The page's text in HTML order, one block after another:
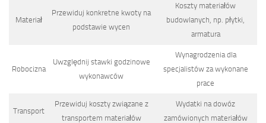
Materiał
Przewiduj konkretne kwoty na
podstawie wycen
Koszty materiałów
budowlanych, np. płytki,
armatura
Robocizna
Uwzględnij stawki godzinowe
wykonawców
Wynagrodzenia dla
specjalistów za wykonane
prace
Transport
Przewiduj koszty związane z
transportem materiałów
Wydatki na dowóz
zamówionych materiałów